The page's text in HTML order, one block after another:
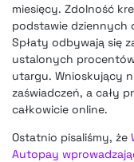
miesięcy. Zdolność
podstawie dziennych
Spłaty odbywają się
ustalonych
utargu. Wnioskujący
zaświadczeń, a cały
całkowicie online.
Ostatnio pisaliśmy, że
Autopay